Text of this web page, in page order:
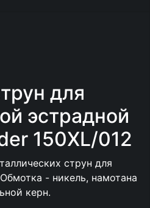
для
эстрадной
150XL/012
струн для
- никель, намотана
керн.